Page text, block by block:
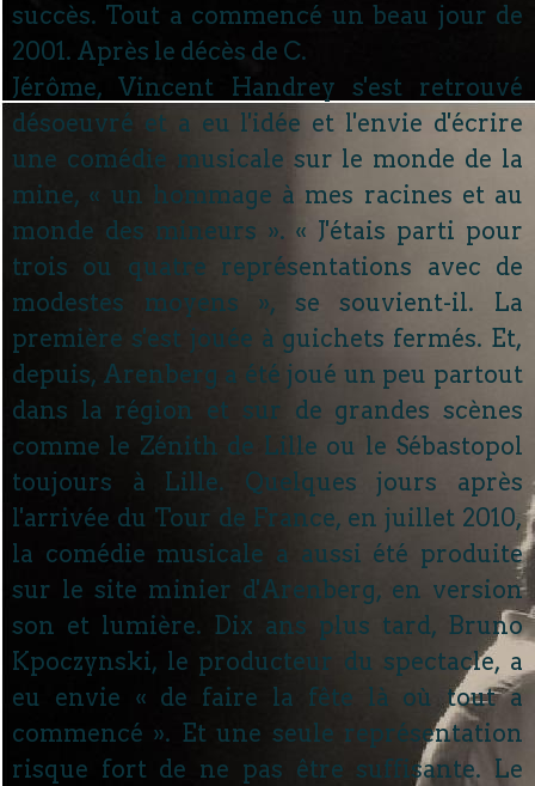
succès. Tout a commencé un beau jour de
2001. Après le décès de C.
Jérôme, Vincent Handrey s'est retrouvé
désoeuvré et a eu l'idée et l'envie d'écrire
une comédie musicale sur le monde de la
mine, « un hommage à mes racines et au
monde des mineurs ». « J'étais parti pour
trois ou quatre représentations avec de
modestes moyens », se souvient-il. La
première s'est jouée à guichets fermés. Et,
depuis, Arenberg a été joué un peu partout
dans la région et sur de grandes scènes
comme le Zénith de Lille ou le Sébastopol
toujours à Lille. Quelques jours après
l'arrivée du Tour de France, en juillet 2010,
la comédie musicale a aussi été produite
sur le site minier d'Arenberg, en version
son et lumière. Dix ans plus tard, Bruno
Kpoczynski, le producteur du spectacle, a
eu envie « de faire la fête là où tout a
commencé ». Et une seule représentation
risque fort de ne pas être suffisante. Le